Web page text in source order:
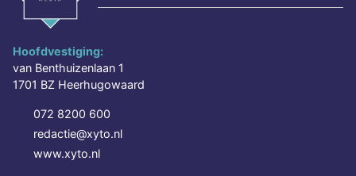
Hoofdvestiging:
van Benthuizenlaan 1
1701 BZ Heerhugowaard
072 8200 600
redactie@xyto.nl
www.xyto.nl